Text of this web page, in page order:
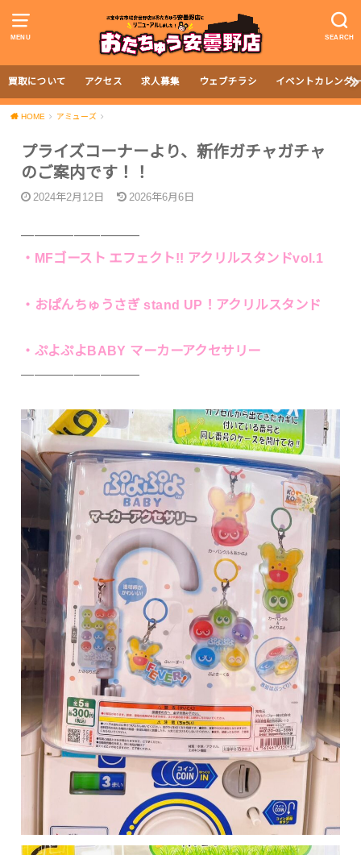
MENU SEARCH
買取について アクセス 求人募集 ウェブチラシ イベントカレンダ
HOME アミューズ
プライズコーナーより、新作ガチャガチャ
のご案内です！！
2024年2月12日 2026年6月6日
—————————
・MFゴースト エフェクト!! アクリルスタンドvol.1
・おぱんちゅうさぎ stand UP！アクリルスタンド
・ぷよぷよBABY マーカーアクセサリー
—————————